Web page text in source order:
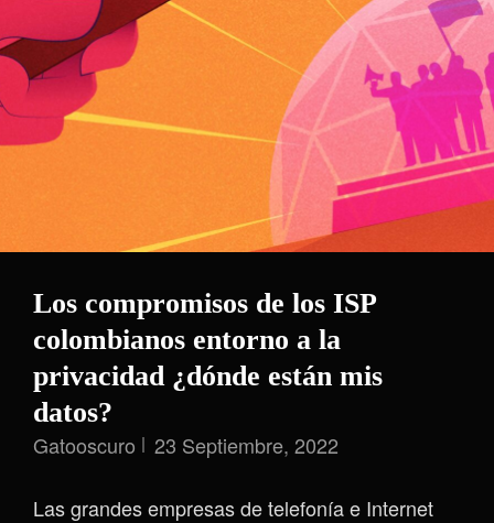
Los compromisos de los ISP
colombianos entorno a la
privacidad ¿dónde están mis
datos?
Gatooscuro 23 Septiembre, 2022
Las grandes empresas de telefonía e Internet